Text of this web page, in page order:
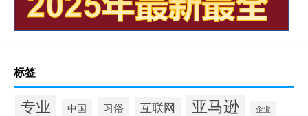
标签
专业 中国 习俗 互联网 亚马逊 企业